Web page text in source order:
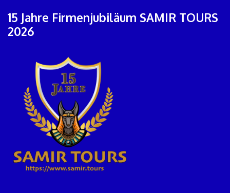
15 Jahre Firmenjubiläum SAMIR TOURS
2026